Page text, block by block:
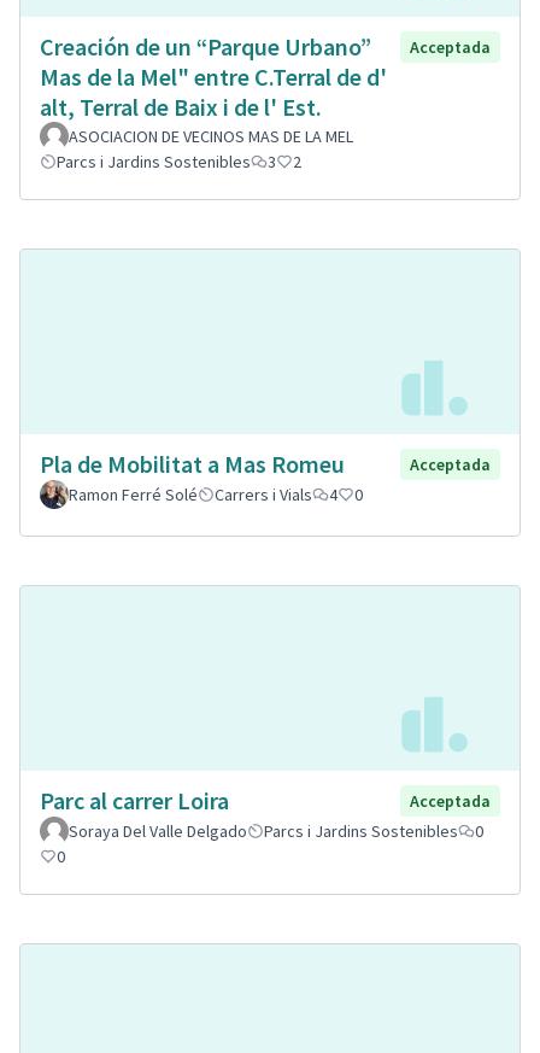
Creación de un “Parque Urbano”
Mas de la Mel" entre C.Terral de d'
alt, Terral de Baix i de l' Est.
Acceptada
ASOCIACION DE VECINOS MAS DE LA MEL
Parcs i Jardins Sostenibles
3 2
Pla de Mobilitat a Mas Romeu
Acceptada
Ramon Ferré Solé
Carrers i Vials 4 0
Parc al carrer Loira
Acceptada
Soraya Del Valle Delgado
Parcs i Jardins Sostenibles
0
0